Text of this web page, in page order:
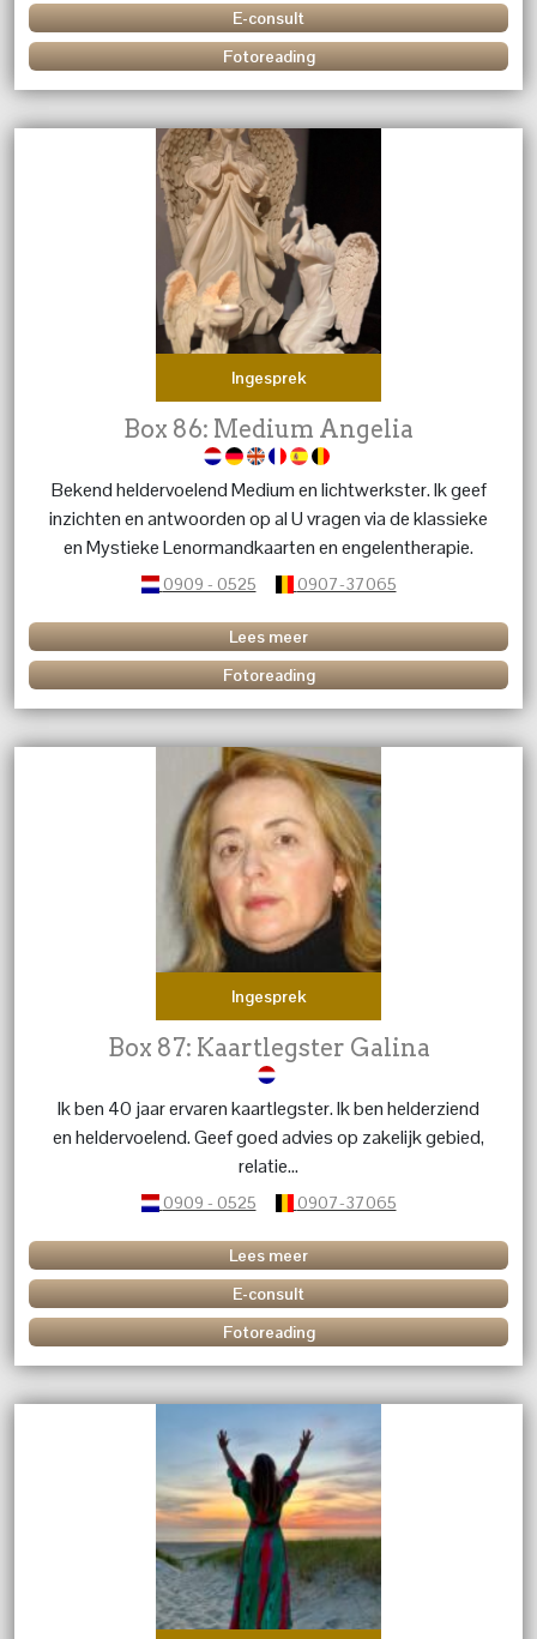
E-consult
Fotoreading
Ingesprek
Box 86: Medium Angelia
Bekend heldervoelend Medium en lichtwerkster. Ik geef
inzichten en antwoorden op al U vragen via de klassieke
en Mystieke Lenormandkaarten en engelentherapie.
0909 - 0525 0907-37065
Lees meer
Fotoreading
Ingesprek
Box 87: Kaartlegster Galina
Ik ben 40 jaar ervaren kaartlegster. Ik ben helderziend
en heldervoelend. Geef goed advies op zakelijk gebied,
relatie...
0909 - 0525 0907-37065
Lees meer
E-consult
Fotoreading